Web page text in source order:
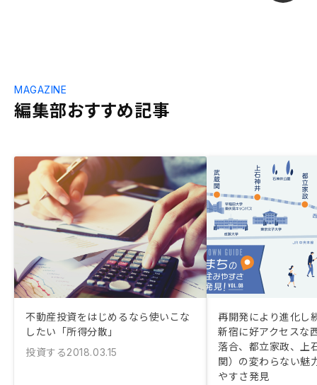
編集部おすすめ記事
MAGAZINE
不動産投資をはじめるなら使いこな
したい「所得分散」
投資する2018.03.15
再開発により進化し
新宿に好アクセスな
落合、都立家政、上
関）の変わらない魅
やすさ発見